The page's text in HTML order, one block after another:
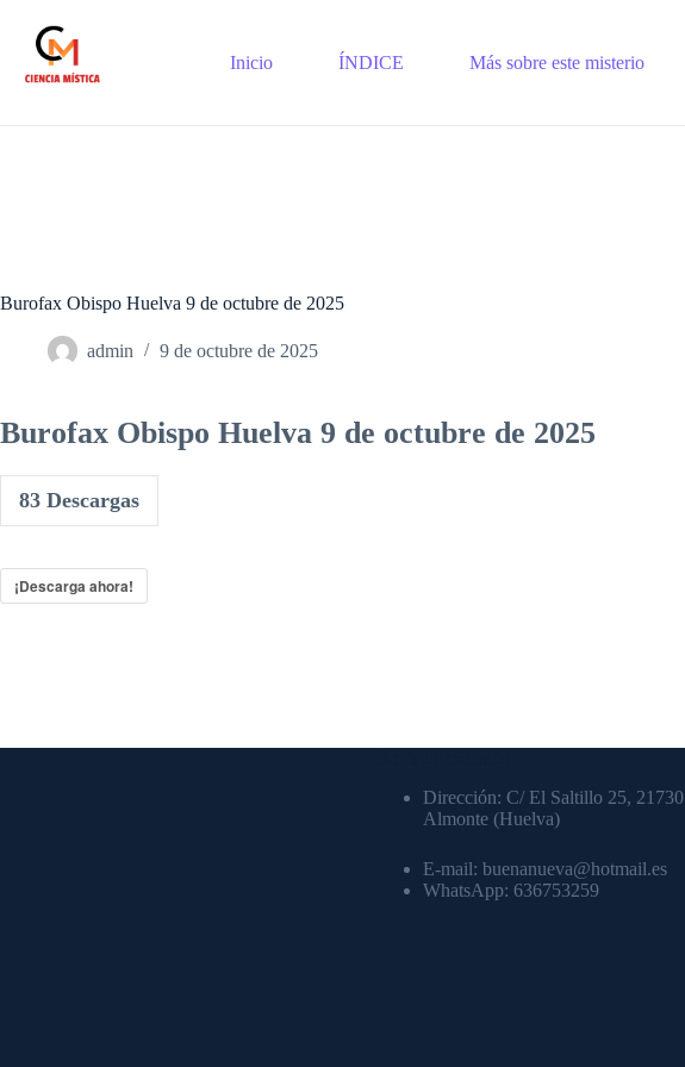
contenido
Inicio ÍNDICE Más sobre este misterio
Burofax Obispo Huelva 9 de octubre de 2025
admin 9 de octubre de 2025
Burofax Obispo Huelva 9 de octubre de 2025
83 Descargas
¡Descarga ahora!
Dirección: C/ El Saltillo 25, 21730
Almonte (Huelva)
E-mail: buenanueva@hotmail.es
WhatsApp: 636753259